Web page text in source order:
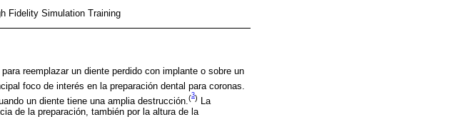
Fidelity Simulation Training
reemplazar un diente perdido con implante o sobre un
foco de interés en la preparación dental para coronas.
un diente tiene una amplia destrucción.(3) La
de la preparación, también por la altura de la